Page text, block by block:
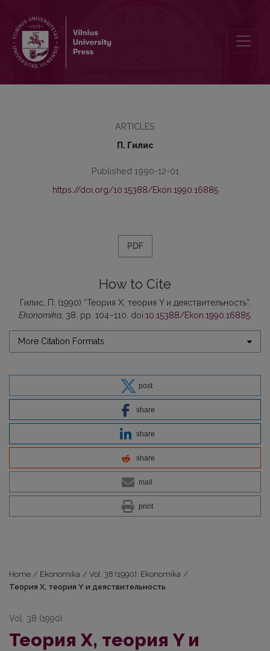
ARTICLES
П. Гилис
Published 1990-12-01
https://doi.org/10.15388/Ekon.1990.16885
PDF
How to Cite
Гилис, П. (1990) “Теория X, теория Y и деяствительность”,
Ekonomika, 38, pp. 104–110. doi:10.15388/Ekon.1990.16885.
More Citation Formats
post
share
share
share
mail
print
Home / Ekonomika / Vol. 38 (1990): Ekonomika /
Теория X, теория Y и деяствительность
Vol. 38 (1990)
Теория X, теория Y и